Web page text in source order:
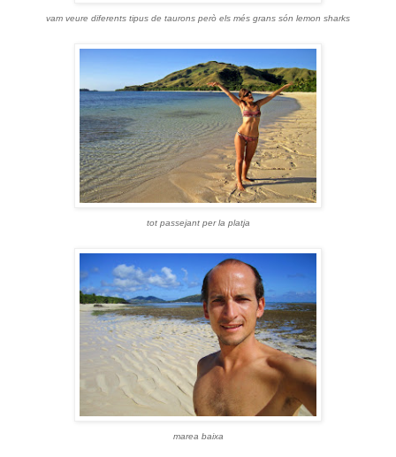
vam veure diferents tipus de taurons però els més grans són lemon sharks
tot passejant per la platja
marea baixa